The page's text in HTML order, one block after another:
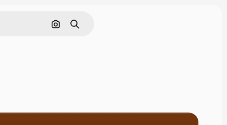
Pesquisar por imagem
Buscar